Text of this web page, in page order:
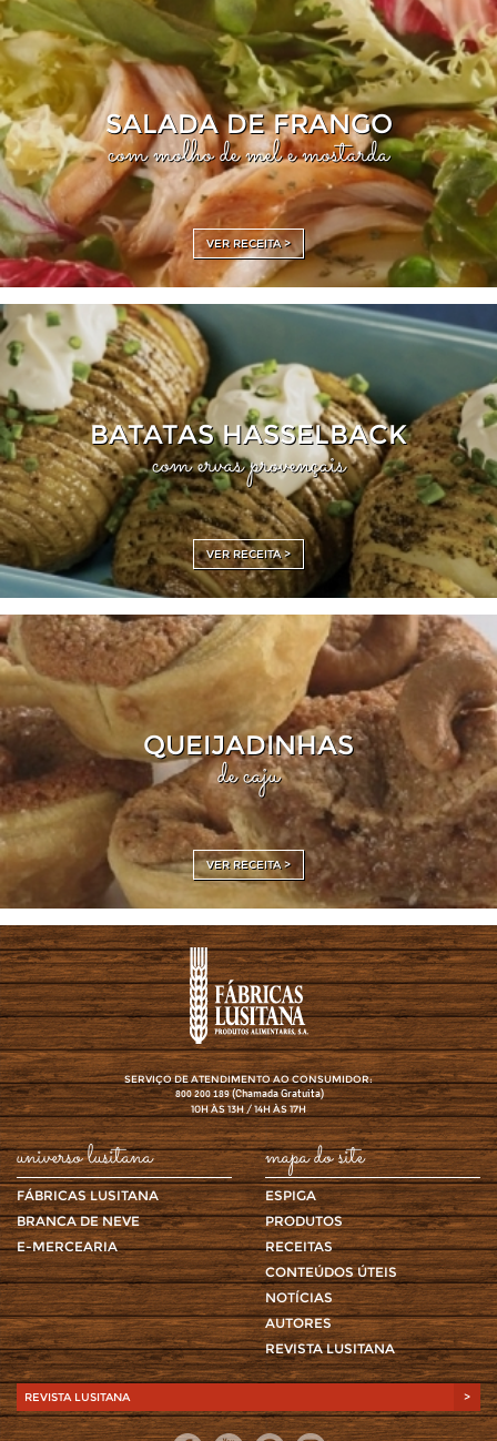
SALADA DE FRANGO
com molho de mel e mostarda
VER RECEITA >
BATATAS HASSELBACK
com ervas provençais
VER RECEITA >
QUEIJADINHAS
de caju
VER RECEITA >
SERVIÇO DE ATENDIMENTO AO CONSUMIDOR:
800 200 189(Chamada Gratuita)
10H ÀS 13H / 14H ÀS 17H
universo lusitana
FÁBRICAS LUSITANA
BRANCA DE NEVE
E-MERCEARIA
mapa do site
ESPIGA
PRODUTOS
RECEITAS
CONTEÚDOS ÚTEIS
NOTÍCIAS
AUTORES
REVISTA LUSITANA
REVISTA LUSITANA >